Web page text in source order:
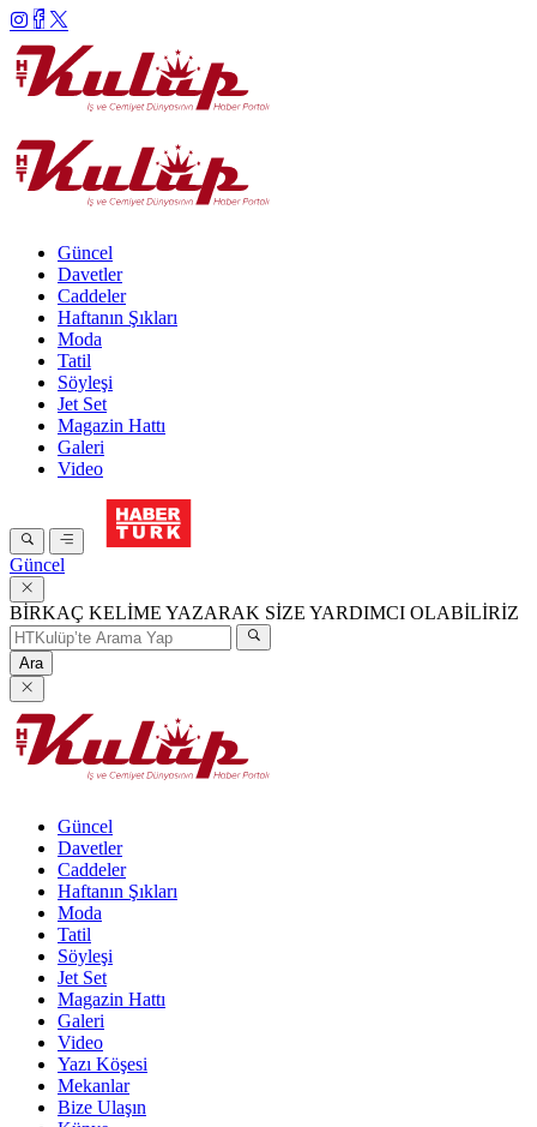
Güncel
Davetler
Caddeler
Haftanın Şıkları
Moda
Tatil
Söyleşi
Jet Set
Magazin Hattı
Galeri
Video
Güncel
BİRKAÇ KELİME YAZARAK SİZE YARDIMCI OLABİLİRİZ
Ara
Güncel
Davetler
Caddeler
Haftanın Şıkları
Moda
Tatil
Söyleşi
Jet Set
Magazin Hattı
Galeri
Video
Yazı Köşesi
Mekanlar
Bize Ulaşın